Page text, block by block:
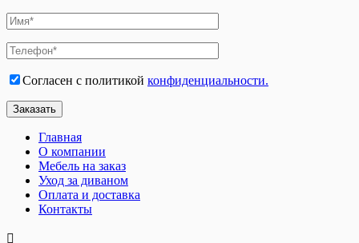
Согласен с политикой конфиденциальности.
Главная
О компании
Мебель на заказ
Уход за диваном
Оплата и доставка
Контакты